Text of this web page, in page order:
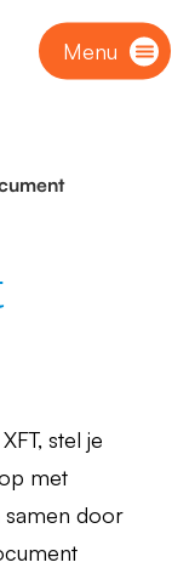
Menu
stel je
met
samen door